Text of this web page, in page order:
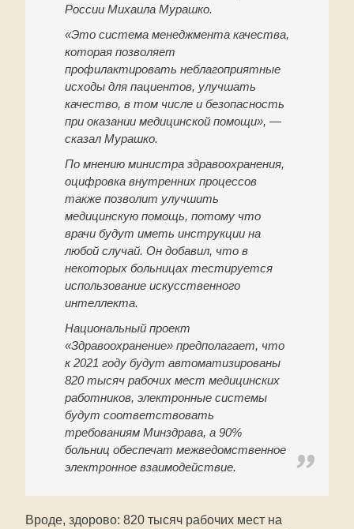
России Михаила Мурашко.
«Это система менеджмента качества,
которая позволяет
профилактировать неблагоприятные
исходы для пациентов, улучшать
качество, в том числе и безопасность
при оказании медицинской помощи», —
сказал Мурашко.
По мнению министра здравоохранения,
оцифровка внутренних процессов
также позволит улучшить
медицинскую помощь, потому что
врачи будут иметь инструкции на
любой случай. Он добавил, что в
некоторых больницах тестируется
использование искусственного
интеллекта.
Национальный проект
«Здравоохранение» предполагает, что
к 2021 году будут автоматизированы
820 тысяч рабочих мест медицинских
работников, электронные системы
будут соответствовать
требованиям Минздрава, а 90%
больниц обеспечат межведомственное
электронное взаимодействие.
Вроде, здорово: 820 тысяч рабочих мест на